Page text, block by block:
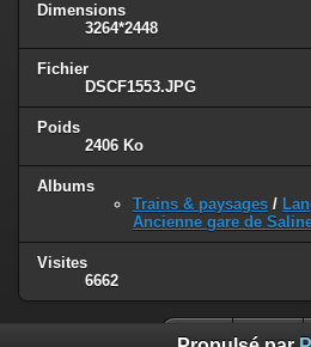
Dimensions
3264*2448
Fichier
DSCF1553.JPG
Poids
2406 Ko
Albums
Trains & paysages /
Ancienne gare de
Visites
6662